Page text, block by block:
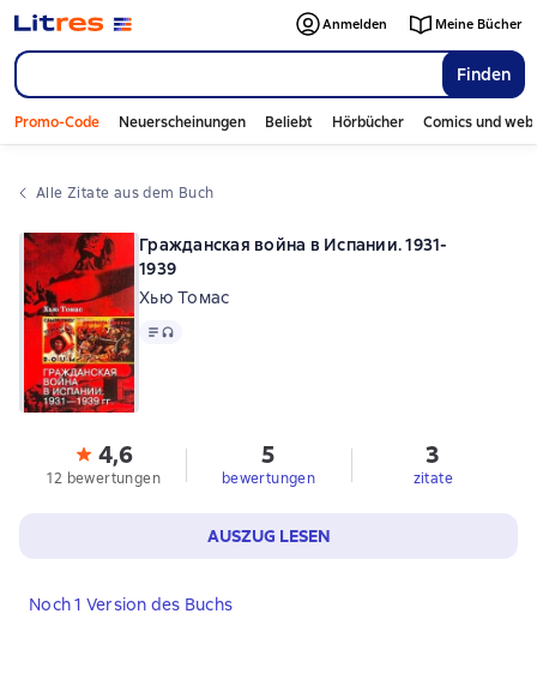
Finden
Anmelden Meine Bücher
Promo-Code Neuerscheinungen Beliebt Hörbücher Comics und
Alle Zitate aus dem Buch
Гражданская война в Испании. 1931-
1939
Хью Томас
Text, Audioformat verfügbar
4,6
12 bewertungen
5
bewertungen
3
zitate
AUSZUG LESEN
Noch 1 Version des Buchs